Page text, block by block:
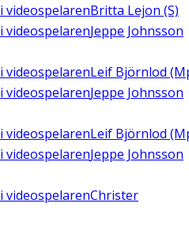
i videospelarenBritta Lejon (S)
i videospelarenJeppe Johnsson
i videospelarenLeif Björnlod
i videospelarenJeppe Johnsson
i videospelarenLeif Björnlod
i videospelarenJeppe Johnsson
i videospelarenChrister